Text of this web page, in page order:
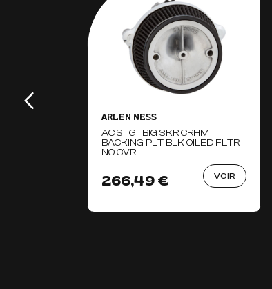
ARLEN NESS
AC STG I BIG SKR CRHM
BACKING PLT BLK OILED FLTR
NO CVR
266,49 € VOIR